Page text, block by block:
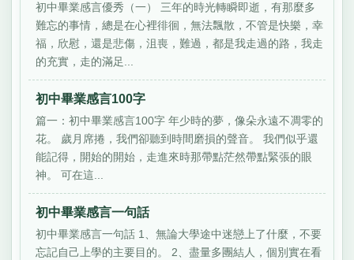
初中畢業感言優秀（一） 三年的時光轉瞬即逝，有那麼多
難忘的事情，總是在心裡徘徊，無法飄散，不管是快樂，幸
福，欣慰，還是悲傷，沮喪，難過，都是我走過的路，我走
的充實，走的滿足...
初中畢業感言100字
篇一：初中畢業感言100字 年少時的夢，像朵永遠不凋零的
花。 歲月席捲，我們卻聽到時間磨損的聲音。 我們似乎還
能記得，開始的開始，走進來時那帶點茫然帶點緊張的眼
神。 可在這...
初中畢業感言一句話
初中畢業感言一句話 1、無論大學途中迷戀上了什麼，不要
忘記自己上學的主要目的。 2、盡量多團結人，個別實在看